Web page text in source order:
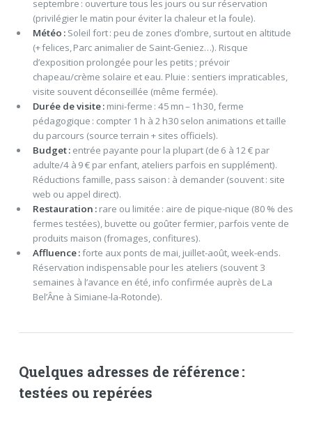
septembre : ouverture tous les jours ou sur réservation
(privilégier le matin pour éviter la chaleur et la foule).
Météo :Soleil fort : peu de zones d’ombre, surtout en altitude
(+ felices, Parc animalier de Saint-Geniez…). Risque
d’exposition prolongée pour les petits ; prévoir
chapeau/crème solaire et eau. Pluie : sentiers impraticables,
visite souvent déconseillée (même fermée).
Durée de visite :mini-ferme : 45 mn – 1h30, ferme
pédagogique : compter 1 h à 2 h30 selon animations et taille
du parcours (source terrain + sites officiels).
Budget :entrée payante pour la plupart (de 6 à 12 € par
adulte/4 à 9 € par enfant, ateliers parfois en supplément).
Réductions famille, pass saison : à demander (souvent : site
web ou appel direct).
Restauration :rare ou limitée : aire de pique-nique (80 % des
fermes testées), buvette ou goûter fermier, parfois vente de
produits maison (fromages, confitures).
Affluence :forte aux ponts de mai, juillet-août, week-ends.
Réservation indispensable pour les ateliers (souvent 3
semaines à l’avance en été, info confirmée auprès de La
Bel’Âne à Simiane-la-Rotonde).
Quelques adresses de référence :
testées ou repérées